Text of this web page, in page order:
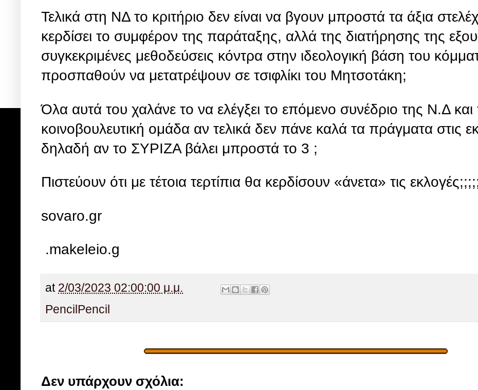
Τελικά στη ΝΔ το κριτήριο δεν είναι να βγουν μπροστά τα άξια
κερδίσει το συμφέρον της παράταξης, αλλά της διατήρησης της
συγκεκριμένες μεθοδεύσεις κόντρα στην ιδεολογική βάση του
προσπαθούν να μετατρέψουν σε τσιφλίκι του Μητσοτάκη;
Όλα αυτά του χαλάνε το να ελέγξει το επόμενο συνέδριο της Ν.Δ και
κοινοβουλευτική ομάδα αν τελικά δεν πάνε καλά τα πράγματα στις
δηλαδή αν το ΣΥΡΙΖΑ βάλει μπροστά το 3 ;
Πιστεύουν ότι με τέτοια τερτίπια θα κερδίσουν «άνετα» τις
sovaro.gr
.makeleio.g
at 2/03/2023 02:00:00 μ.μ.
Pencil Pencil
Δεν υπάρχουν σχόλια: